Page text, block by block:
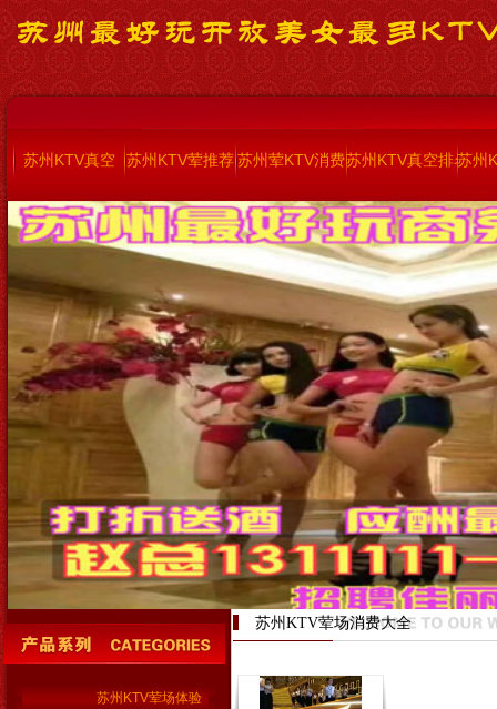
苏州KTV真空 苏州KTV荤推荐苏州荤KTV消费苏州KTV真空排名苏州
苏州KTV荤场体验
苏州KTV荤场消费大全